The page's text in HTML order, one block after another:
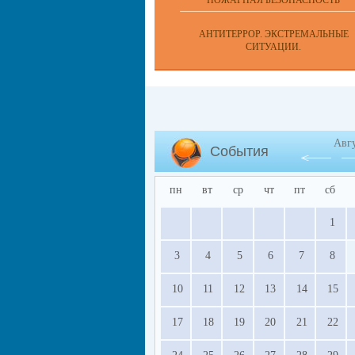
АНТИТЕРРОР. ЭКСТРЕМАЛЬНЫЕ
СИТУАЦИИ.
События
пн вт ср чт пт сб
1
3 4 5 6 7 8
10 11 12 13 14 15
17 18 19 20 21 22